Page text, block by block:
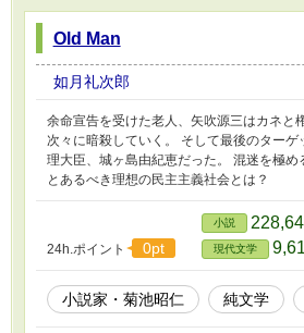
Old Man
如月礼次郎
余命宣告を受けた老人、矢吹源三はカネと
次々に暗殺していく。 そして最後のター
理大臣、城ヶ島由紀恵だった。 混迷を極め
とあるべき理想の民主主義社会とは？
24h.ポイント 0pt
小説
現代文学
小説家・菊池昭仁 純文学